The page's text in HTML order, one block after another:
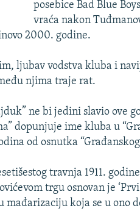
posebice Bad Blue
vraća nakon
2000. godine.
ljubav vodstva kluba i
njima traje rat.
ne bi jedini slavio ove
dopunjuje ime kluba u
od osnutka
travnja 1911.
trgu osnovan je
mađarizaciju koja se u ono